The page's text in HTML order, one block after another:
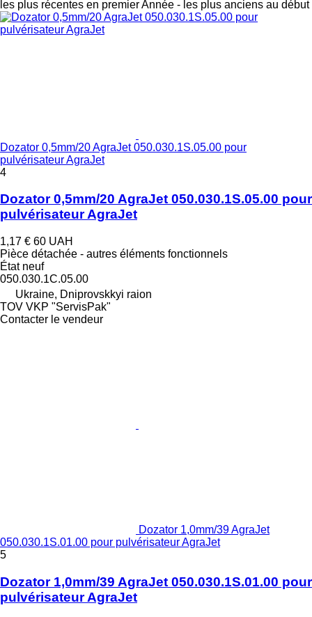
les plus récentes en premierAnnée - les plus anciens au début
Dozator 0,5mm/20 AgraJet 050.030.1S.05.00 pour
pulvérisateur AgraJet
4
Dozator 0,5mm/20 AgraJet 050.030.1S.05.00 pour
pulvérisateur AgraJet
1,17 € 60 UAH
Pièce détachée - autres éléments fonctionnels
Étatneuf
050.030.1С.05.00
Ukraine, Dniprovskkyi raion
TOV VKP "ServisPak"
Contacter le vendeur
Dozator 1,0mm/39 AgraJet
050.030.1S.01.00 pour pulvérisateur AgraJet
5
Dozator 1,0mm/39 AgraJet 050.030.1S.01.00 pour
pulvérisateur AgraJet